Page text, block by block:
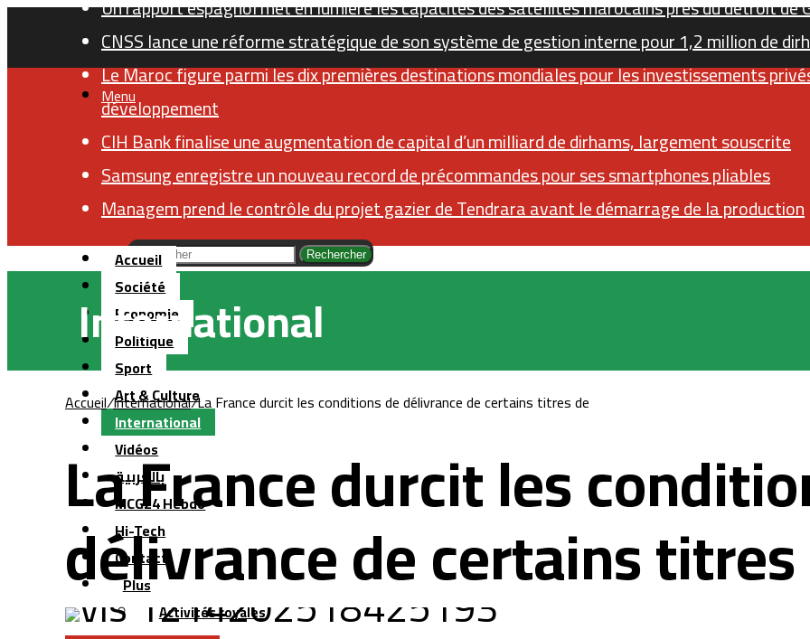
Un rapport espagnol met en lumière les capacités des satellites marocains près du détroit de
CNSS lance une réforme stratégique de son système de gestion interne pour 1,2 million de
Le Maroc figure parmi les dix premières destinations mondiales pour les investissements
développement
CIH Bank finalise une augmentation de capital d’un milliard de dirhams, largement souscrite
Samsung enregistre un nouveau record de précommandes pour ses smartphones pliables
Managem prend le contrôle du projet gazier de Tendrara avant le démarrage de la production
Rechercher Sidebar (barre latérale)RSSInstagramYouTubeTwitter
Menu
Accueil
Société
Economie
Politique
Sport
Art & Culture
International
Vidéos
بالعربية
MCG24 Hebdo
Hi-Tech
Contact
Plus
Activités royales
International
Accueil/International/La France durcit les conditions de délivrance de certains titres de
La France durcit les
délivrance de certains